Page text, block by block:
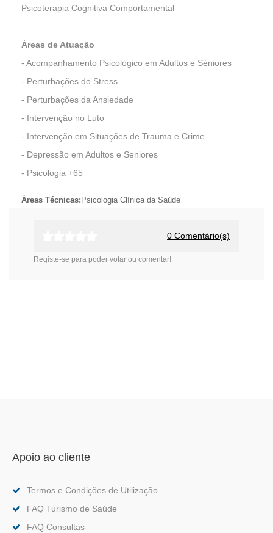
Psicoterapia Cognitiva Comportamental
Áreas de Atuação
- Acompanhamento Psicológico em Adultos e Séniores
- Perturbações do Stress
- Perturbações da Ansiedade
- Intervenção no Luto
- Intervenção em Situações de Trauma e Crime
- Depressão em Adultos e Seniores
- Psicologia +65
Áreas Técnicas: Psicologia Clínica da Saúde
0 Comentário(s)
Registe-se para poder votar ou comentar!
Apoio ao cliente
Termos e Condições de Utilização
FAQ Turismo de Saúde
FAQ Consultas